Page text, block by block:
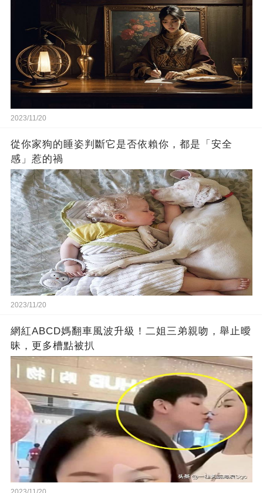
2023/11/20
從你家狗的睡姿判斷它是否依賴你，都是「安全
感」惹的禍
2023/11/20
網紅ABCD媽翻車風波升級！二姐三弟親吻，舉止曖
昧，更多槽點被扒